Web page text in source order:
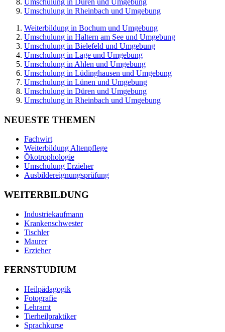
Umschulung in Rheinbach und Umgebung
Weiterbildung in Bochum und Umgebung
Umschulung in Haltern am See und Umgebung
Umschulung in Bielefeld und Umgebung
Umschulung in Lage und Umgebung
Umschulung in Ahlen und Umgebung
Umschulung in Lüdinghausen und Umgebung
Umschulung in Lünen und Umgebung
Umschulung in Düren und Umgebung
Umschulung in Rheinbach und Umgebung
NEUESTE THEMEN
Fachwirt
Weiterbildung Altenpflege
Ökotrophologie
Umschulung Erzieher
Ausbildereignungsprüfung
WEITERBILDUNG
Industriekaufmann
Krankenschwester
Tischler
Maurer
Erzieher
FERNSTUDIUM
Heilpädagogik
Fotografie
Lehramt
Tierheilpraktiker
Sprachkurse